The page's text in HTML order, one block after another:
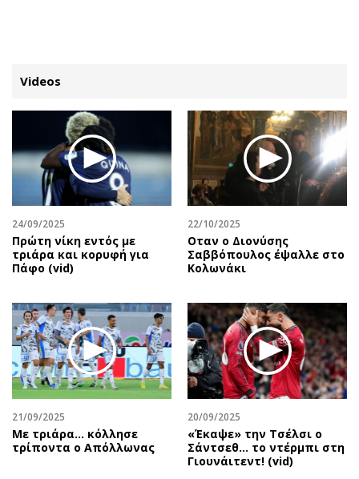
ΚΑΤΗΓΟΡΙΕΣ ΣΥΝΔΕΣΗ
Κύπρος
Παιδεία
Υγεία
Πολιτική
Βουλευτικές 2026
Προεδρικές 2023
Δημοσκοπήσεις
Διπλωματία
Αθλητισμός
Κύπρος
Ελλάδα
Διεθνή
Απόψεις
Αρθρογραφία
The Hill
Υγεία
Αγγελίες
Πωλούνται
Ζητούν εργασία
Θέσεις εργασίας
Geek
Νέα
Κινητά-tablets
Social
Αυτοκίνηση
Videos
24/09/2025
Πρώτη νίκη εντός με
τριάρα και κορυφή για
Πάφο (vid)
22/10/2025
Οταν ο Διονύσης
Σαββόπουλος έψαλλε στο
Κολωνάκι
21/09/2025
Με τριάρα... κόλλησε
τρίποντα ο Απόλλωνας
20/09/2025
«Έκαψε» την Τσέλσι ο
Σάντσεθ... το ντέρμπι στη
Γιουνάιτεντ! (vid)